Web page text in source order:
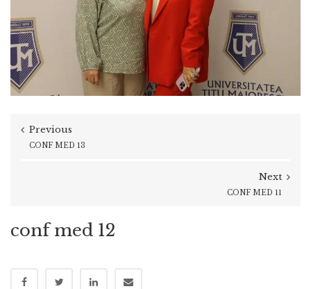
Previous
CONF MED 13
Next
CONF MED 11
conf med 12